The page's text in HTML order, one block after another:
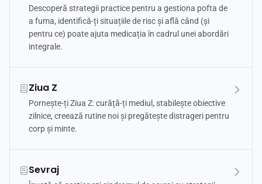
Descoperă strategii practice pentru a gestiona pofta de
a fuma, identifică-ți situațiile de risc și află când (și
pentru ce) poate ajuta medicația în cadrul unei abordări
integrale.
Ziua Z
Pornește-ți Ziua Z: curăță-ți mediul, stabilește obiective
zilnice, creează rutine noi și pregătește distrageri pentru
corp și minte.
Sevraj